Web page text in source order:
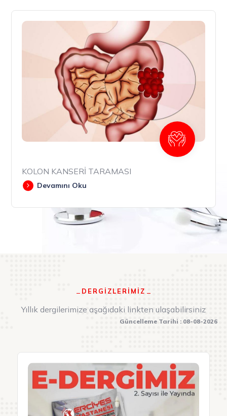
KOLON KANSERİ TARAMASI
Devamını Oku
DERGİZLERİMİZ
Yıllık dergilerimize aşağıdaki linkten ulaşabilirsiniz
Güncelleme Tarihi : 08-08-2026